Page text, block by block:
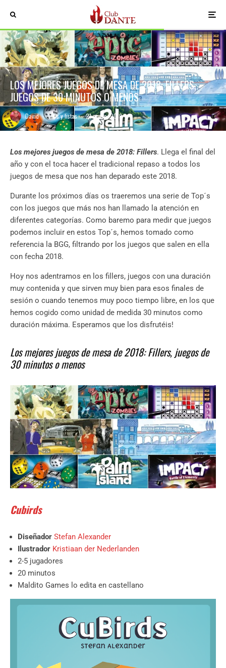
LOS MEJORES JUEGOS DE MESA DE 2018: FILLERS,
JUEGOS DE 30 MINUTOS O MENOS
David · Tops y listas · 21 enero, 2019
Los mejores juegos de mesa de 2018: Fillers. Llega el final del
año y con el toca hacer el tradicional repaso a todos los
juegos de mesa que nos han deparado este 2018.
Durante los próximos días os traeremos una serie de Top´s
con los juegos que más nos han llamado la atención en
diferentes categorías. Como baremo para medir que juegos
podemos incluir en estos Top´s, hemos tomado como
referencia la BGG, filtrando por los juegos que salen en ella
con fecha 2018.
Hoy nos adentramos en los fillers, juegos con una duración
muy contenida y que sirven muy bien para esos finales de
sesión o cuando tenemos muy poco tiempo libre, en los que
hemos cogido como unidad de medida 30 minutos como
duración máxima. Esperamos que los disfrutéis!
Los mejores juegos de mesa de 2018: Fillers, juegos de
30 minutos o menos
Cubirds
Diseñador Stefan Alexander
Ilustrador Kristiaan der Nederlanden
2-5 jugadores
20 minutos
Maldito Games lo edita en castellano